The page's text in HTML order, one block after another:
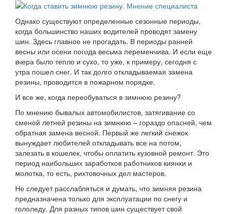
Однако существуют определенные сезонные периоды,
когда большинство наших водителей проводят замену
шин. Здесь главное не прогадать. В периоды ранней
весны или осени погода весьма переменчива. И если еще
вчера было тепло и сухо, то уже, к примеру, сегодня с
утра пошел снег. И так долго откладываемая замена
резины, проводится в пожарном порядке.
И все же, когда переобуваться в зимнюю резину?
По мнению бывалых автомобилистов, затягивание со
сменой летней резины на зимнюю – гораздо опасней, чем
обратная замена весной. Первый же легкий снежок
вынуждает любителей откладывать все на потом,
залезать в кошелек, чтобы оплатить кузовной ремонт. Это
период наибольших заработков работников киянки и
молотка, то есть, рихтовочных дел мастеров.
Не следует расслабляться и думать, что зимняя резина
предназначена только для эксплуатации по снегу и
гололеду. Для разных типов шин существует свой